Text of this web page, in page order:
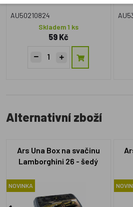
AU50210824
Skladem 1 ks
59 Kč
Alternativní zboží
Ars Una Box na svačinu
Lamborghini 26 - šedý
NOVINKA